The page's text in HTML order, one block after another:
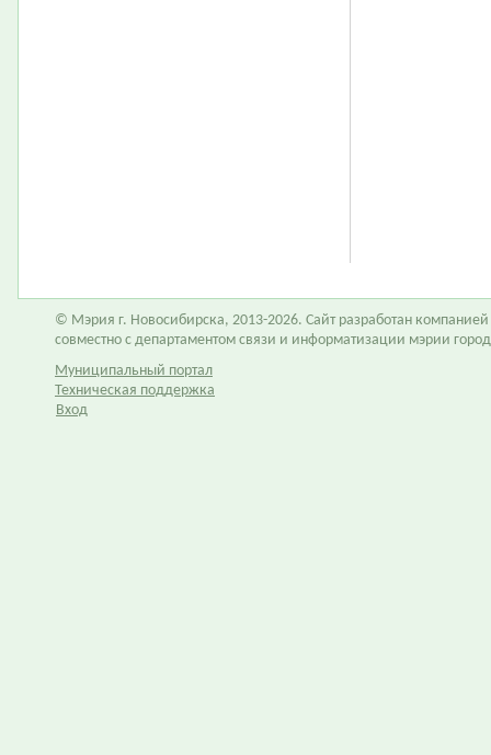
© Мэрия г. Новосибирска, 2013-2026. Сайт разработан компанией
совместно с департаментом связи и информатизации мэрии
Муниципальный портал
Техническая поддержка
Вход